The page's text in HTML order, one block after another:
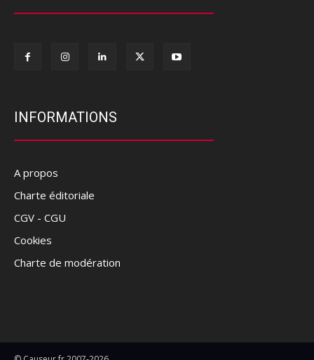
INFORMATIONS
A propos
Charte éditoriale
CGV - CGU
Cookies
Charte de modération